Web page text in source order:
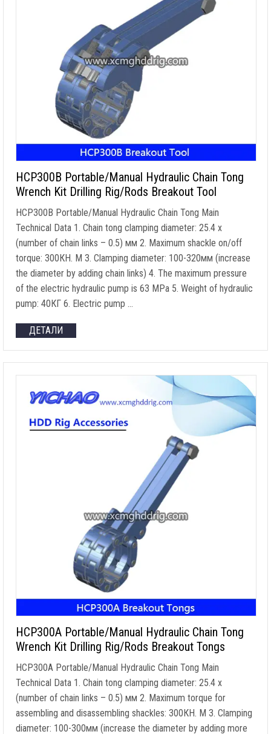
HCP300B Portable/Manual Hydraulic Chain Tong
Wrench Kit Drilling Rig/Rods Breakout Tool
HCP300B Portable/Manual Hydraulic Chain Tong Main
Technical Data 1. Chain tong clamping diameter: 25.4 x
(number of chain links – 0.5) мм 2. Maximum shackle on/off
torque: 300КН. M 3. Clamping diameter: 100-320мм (increase
the diameter by adding chain links) 4. The maximum pressure
of the electric hydraulic pump is 63 MPa 5. Weight of hydraulic
pump: 40КГ 6. Electric pump …
ДЕТАЛИ
HCP300A Portable/Manual Hydraulic Chain Tong
Wrench Kit Drilling Rig/Rods Breakout Tongs
HCP300A Portable/Manual Hydraulic Chain Tong Main
Technical Data 1. Chain tong clamping diameter: 25.4 x
(number of chain links – 0.5) мм 2. Maximum torque for
assembling and disassembling shackles: 300КН. M 3. Clamping
diameter: 100-300мм (increase the diameter by adding more